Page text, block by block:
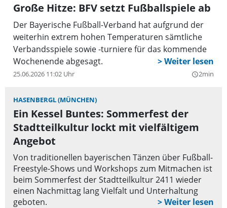
Große Hitze: BFV setzt Fußballspiele ab
Der Bayerische Fußball-Verband hat aufgrund der
weiterhin extrem hohen Temperaturen sämtliche
Verbandsspiele sowie -turniere für das kommende
Wochenende abgesagt.
25.06.2026 11:02 Uhr query_builder2min
HASENBERGL (MÜNCHEN)
Ein Kessel Buntes: Sommerfest der
Stadtteilkultur lockt mit vielfältigem
Angebot
Von traditionellen bayerischen Tänzen über Fußball-
Freestyle-Shows und Workshops zum Mitmachen ist
beim Sommerfest der Stadtteilkultur 2411 wieder
einen Nachmittag lang Vielfalt und Unterhaltung
geboten.